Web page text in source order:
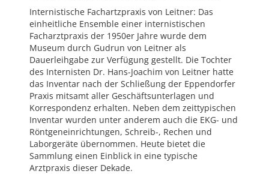
Internistische Fachartzpraxis von Leitner: Das
einheitliche Ensemble einer internistischen
Facharztpraxis der 1950er Jahre wurde dem
Museum durch Gudrun von Leitner als
Dauerleihgabe zur Verfügung gestellt. Die Tochter
des Internisten Dr. Hans-Joachim von Leitner hatte
das Inventar nach der Schließung der Eppendorfer
Praxis mitsamt aller Geschäftsunterlagen und
Korrespondenz erhalten. Neben dem zeittypischen
Inventar wurden unter anderem auch die EKG- und
Röntgeneinrichtungen, Schreib-, Rechen und
Laborgeräte übernommen. Heute bietet die
Sammlung einen Einblick in eine typische
Arztpraxis dieser Dekade.